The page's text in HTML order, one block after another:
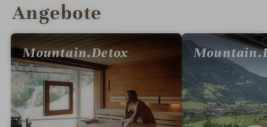
Angebote
Mountain.Detox